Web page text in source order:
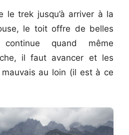
le trek jusqu’à arriver à la
le toit offre de belles
quand même
il faut avancer et les
au loin (il est à ce